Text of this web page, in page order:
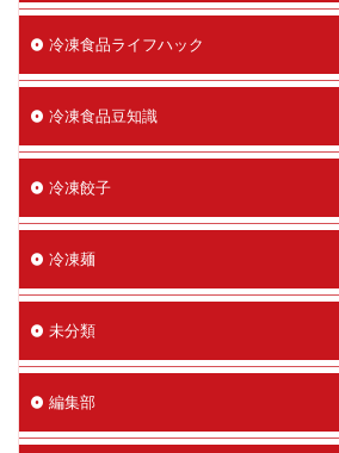
冷凍食品ライフハック
冷凍食品豆知識
冷凍餃子
冷凍麺
未分類
編集部